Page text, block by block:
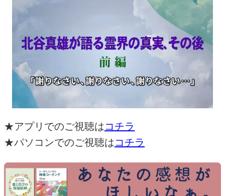
★アプリでのご視聴は コチラ
★パソコンでのご視聴は コチラ